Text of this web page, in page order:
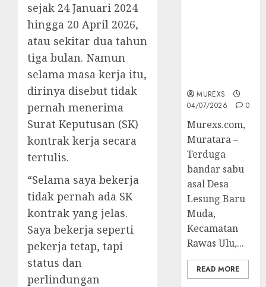
sejak 24 Januari 2024
hingga 20 April 2026,
atau sekitar dua tahun
tiga bulan. Namun
selama masa kerja itu,
dirinya disebut tidak
pernah menerima
Surat Keputusan (SK)
kontrak kerja secara
tertulis.
“Selama saya bekerja
tidak pernah ada SK
kontrak yang jelas.
Saya bekerja seperti
pekerja tetap, tapi
status dan
perlindungan
MUREXS
04/07/2026
0
Murexs.com,
Muratara –
Terduga
bandar sabu
asal Desa
Lesung Baru
Muda,
Kecamatan
Rawas Ulu,...
READ MORE